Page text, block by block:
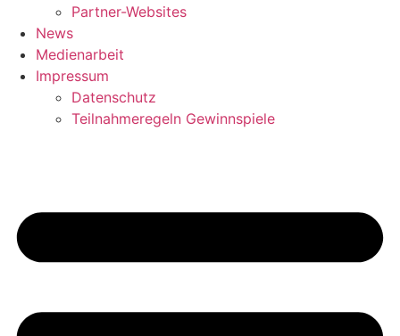
Partner-Websites
News
Medienarbeit
Impressum
Datenschutz
Teilnahmeregeln Gewinnspiele